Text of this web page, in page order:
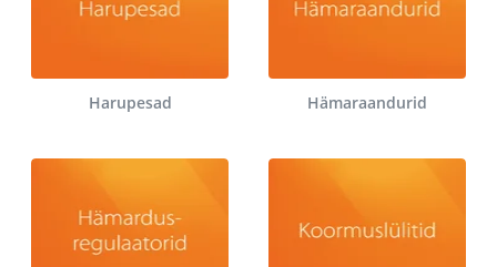
Harupesad Hämaraandurid